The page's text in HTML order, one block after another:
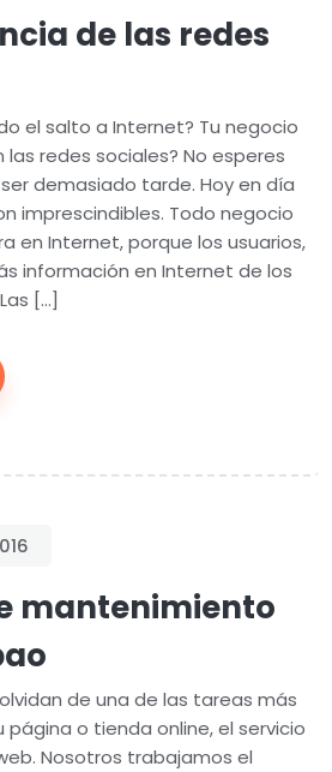
de las redes
el salto a Internet? Tu negocio
redes sociales? No esperes
demasiado tarde. Hoy en día
imprescindibles. Todo negocio
en Internet, porque los usuarios,
información en Internet de los
[…]
mantenimiento
de una de las tareas más
o tienda online, el servicio
Nosotros trabajamos el